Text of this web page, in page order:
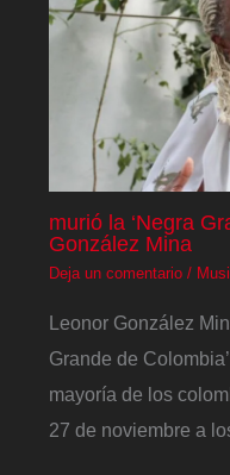
murió la ‘Negra
González Mina
Deja un comentario /
Leonor González
Grande de
mayoría de los
27 de noviembre a